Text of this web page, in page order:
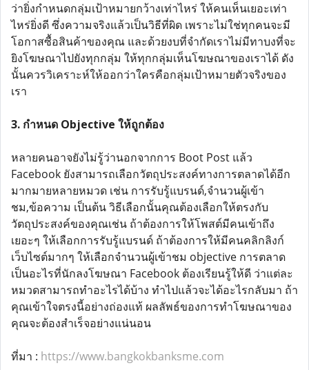
ว่ายิ่งกำหนดกลุ่มเป้าหมายกว้างเท่าไหร่ ให้คนเห็นเยอะเท่า
ไหร่ยิ่งดี ซึ่งความจริงแล้วเป็นวิธีที่ผิด เพราะไม่ใช่ทุกคนจะมี
โอกาสซื้อสินค้าของคุณ และด้วยงบที่จำกัดเราไม่มีทาบงที่จะ
ยิงโฆษณาไปยังทุกกลุ่ม ให้ทุกกลุ่มเห็นโฆษณาของเราได้ ดัง
นั้นควรวิเคราะห์ให้ออกว่าใครคือกลุ่มเป้าหมายตัวจริงของ
เรา
3. กำหนด Objective ให้ถูกต้อง
หลายคนอาจยังไม่รู้ว่านอกจากการ Boot Post แล้ว
Facebook ยังสามารถเลือกวัตถุประสงค์ทางการตลาดได้อีก
มากมายหลายหมวด เช่น การรับรู้แบรนด์,จำนวนผู้เข้า
ชม,ข้อความ เป็นต้น วิธีเลือกนั้นคุณต้องเลือกให้ตรงกับ
วัตถุประสงค์ของคุณเช่น ถ้าต้องการให้โพสต์มีคนเข้าถึง
เยอะๆ ให้เลือกการรับรู้แบรนด์ ถ้าต้องการให้มีคนคลิกลิงก์
เว็บไซต์มากๆ ให้เลือกจำนวนผู้เข้าชม objective การตลาด
เป็นอะไรที่นักลงโฆษณา Facebook ต้องเรียนรู้ให้ดี ว่าแต่ละ
หมวดสามารถทำอะไรได้บ้าง ทำไปแล้วจะได้อะไรกลับมา ถ้า
คุณเข้าใจตรงนี้อย่างถ่องแท้ ผลลัพธ์ของการทำโฆษณาของ
คุณจะต้องสำเร็จอย่างแน่นอน
ที่มา : https://www.bangkokbanksme.com